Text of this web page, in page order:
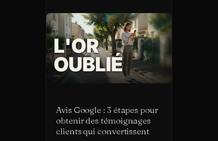
Avis Google : 3 étapes pour
obtenir des témoignages
clients qui convertissent